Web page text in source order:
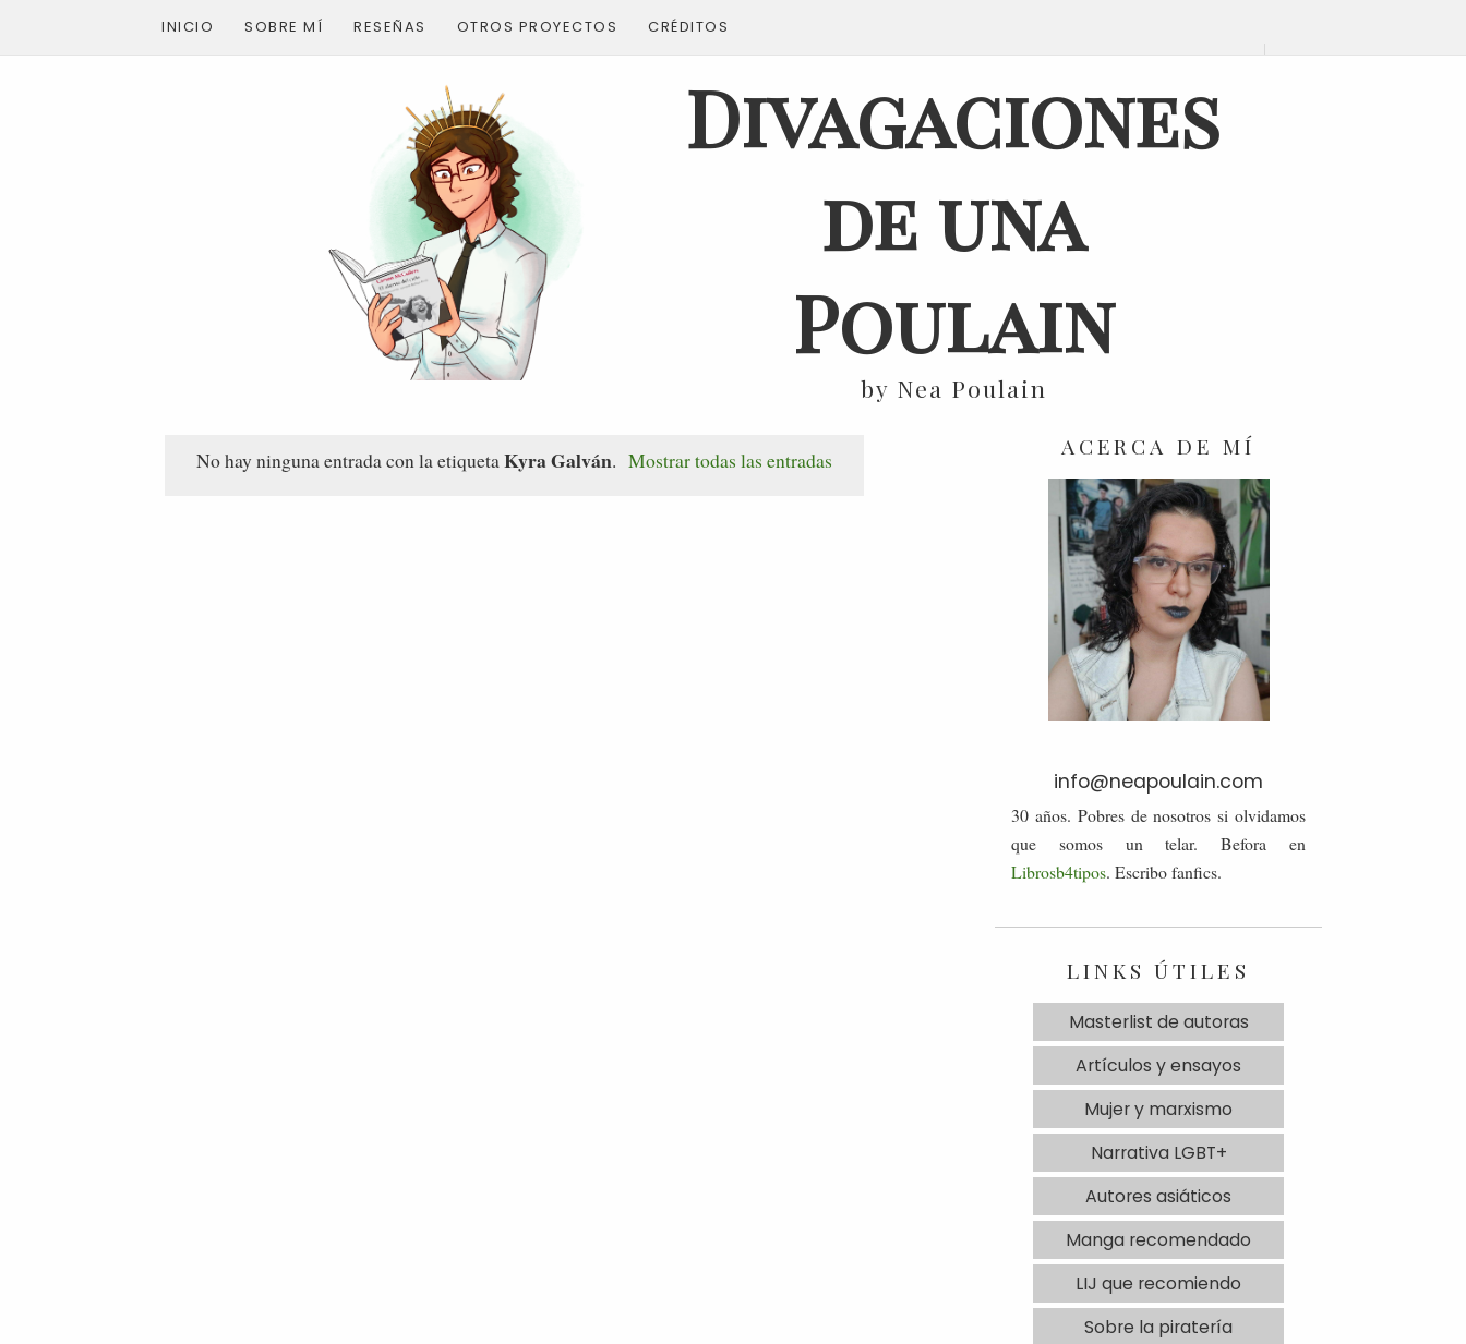
INICIO SOBRE MÍ RESEÑAS OTROS PROYECTOS CRÉDITOS
Divagaciones
de una
Poulain
by Nea Poulain
No hay ninguna entrada con la etiqueta Kyra Galván. Mostrar todas las entradas ACERCA DE MÍ
info@neapoulain.com
30 años. Pobres de nosotros si olvidamos
que somos un telar. Befora en
Librosb4tipos. Escribo fanfics.
LINKS ÚTILES
Masterlist de autoras
Artículos y ensayos
Mujer y marxismo
Narrativa LGBT+
Autores asiáticos
Manga recomendado
LIJ que recomiendo
Sobre la piratería